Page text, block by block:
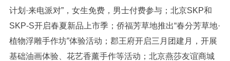
计划·来电派对”，女生免费，男士付费参与；北京SKP和
SKP-S开启春夏新品上市季；侨福芳草地推出“春分芳草地·
植物浮雕手作坊”体验活动；郡王府开启三月团建月，开展
基础油画体验、花艺香薰手作等活动；北京燕莎友谊商城